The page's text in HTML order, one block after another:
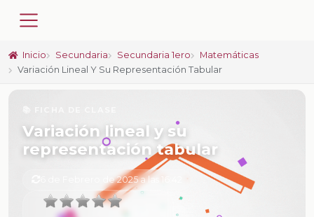
Inicio Secundaria Secundaria 1ero
Matemáticas
Variación Lineal Y Su Representación Tabular
Variación lineal y su
representación tabular
6 de Febrero de 2025 a las 16:42